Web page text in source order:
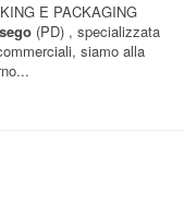
E PACKAGING
(PD) , specializzata
siamo alla